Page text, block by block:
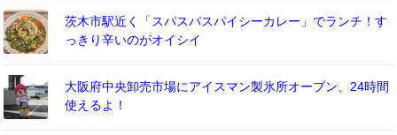
茨木市駅近く「スパスパスパイシーカレー」でランチ！す
っきり辛いのがオイシイ
大阪府中央卸売市場にアイスマン製氷所オープン、24時間
使えるよ！